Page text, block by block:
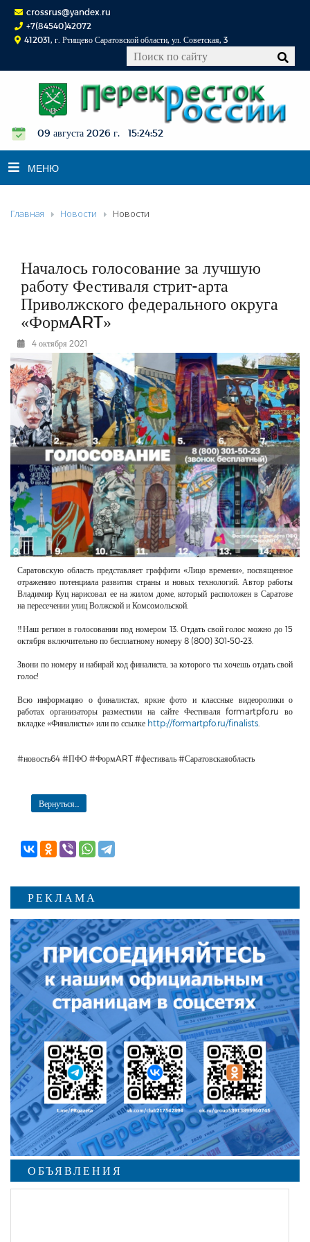
crossrus@yandex.ru
+7(84540)42072
412031, г. Ртищево Саратовской области, ул. Советская, 3
09 августа 2026 г. 15:24:53
МЕНЮ
НОВОСТИ
К СВЕДЕНИЮ
КОНКУРСЫ
ФОТОРЕПОРТАЖИ
РЕКЛАМОДАТЕЛЯМ
ОБЪЯВЛЕНИЯ
КОНТАКТЫ
Главная Новости Новости
Началось голосование за лучшую
работу Фестиваля стрит-арта
Приволжского федерального округа
«ФормART»
4 октября 2021
Саратовскую область представляет граффити «Лицо времени», посвященное
отражению потенциала развития страны и новых технологий. Автор работы
Владимир Куц нарисовал ее на жилом доме, который расположен в Саратове
на пересечении улиц Волжской и Комсомольской.
‼️Наш регион в голосовании под номером 13. Отдать свой голос можно до 15
октября включительно по бесплатному номеру 8 (800) 301-50-23.
Звони по номеру и набирай код финалиста, за которого ты хочешь отдать свой
голос!
Всю информацию о финалистах, яркие фото и классные видеоролики о
работах организаторы разместили на сайте Фестиваля formartpfo.ru во
вкладке «Финалисты» или по ссылке http://formartpfo.ru/finalists
#новость64 #ПФО #ФормART #фестиваль #Саратовскаяобласть
Вернуться...
РЕКЛАМА
ОБЪЯВЛЕНИЯ